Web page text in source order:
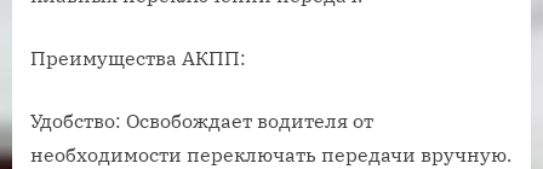
Преимущества АКПП:
Удобство: Освобождает водителя от
необходимости переключать передачи вручную.